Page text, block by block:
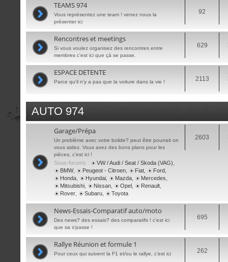
TEAMS 974
Vous représentez une team ! venez nous la
présenter ici
92
Rencontres et meetings
Si vous voulez organisez des rencontres entre
membres c'est ici que çà se passe.
629
ESPACE DETENTE
Parce qu'il n'y a pas que la voiture dans la vie ! 2113
AUTO 974
Garage/Prépa
Un problème avec votre bolide? peut être pourrait on
vous aidez. Vous avez des bons plans pour les
pièces, c'est ici !
Sous-forums : VW / Audi / Seat / Skoda (VAG)
BMW, Peugeot - Citroen Fiat Ford
Honda
Hyundai Mazda Mercedes
Mitsubishi
Nissan Opel Renault
Rover
Subaru Toyota
2603
News-Essais-Comparatif auto/moto
Des news? des essais? des comparatifs ! c'est ici
que sa s'passe !
695
Rallye Réunion et formule 1
Pour ceux qui suivent la F1 et/ou le rallye, c'est ici 262